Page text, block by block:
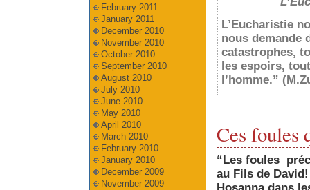
L’Eucharistie
nous demande
catastrophes,
les espoirs,
l’homme.”
Ces foules
“Les foules
au Fils de
February 2011
January 2011
December 2010
November 2010
October 2010
September 2010
August 2010
July 2010
June 2010
May 2010
April 2010
March 2010
February 2010
January 2010
December 2009
November 2009